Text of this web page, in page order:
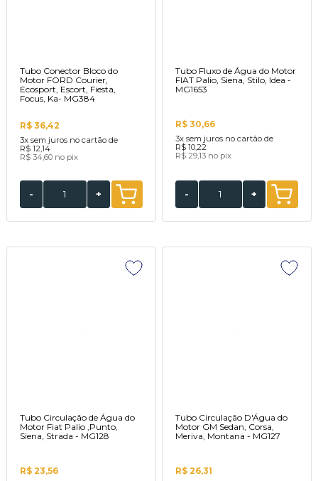
Tubo Conector Bloco do
Motor FORD Courier,
Ecosport, Escort, Fiesta,
Focus, Ka- MG384
R$ 36,42
3x sem juros no cartão de
R$ 12,14
R$ 34,60 no pix
- +
Tubo Fluxo de Água do Motor
FIAT Palio, Siena, Stilo, Idea -
MG1653
R$ 30,66
3x sem juros no cartão de
R$ 10,22
R$ 29,13 no pix
- +
Tubo Circulação de Água do
Motor Fiat Palio ,Punto,
Siena, Strada - MG128
R$ 23,56
Tubo Circulação D'Água do
Motor GM Sedan, Corsa,
Meriva, Montana - MG127
R$ 26,31